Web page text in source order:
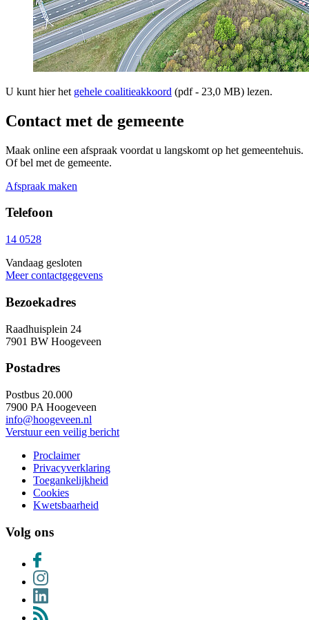
U kunt hier het gehele coalitieakkoord (pdf - 23,0 MB) lezen.
Contact met de gemeente
Maak online een afspraak voordat u langskomt op het gemeentehuis.
Of bel met de gemeente.
Afspraak maken
Telefoon
14 0528
Vandaag gesloten
Meer contactgegevens
Bezoekadres
Raadhuisplein 24
7901 BW Hoogeveen
Postadres
Postbus 20.000
7900 PA Hoogeveen
info@hoogeveen.nl
Verstuur een veilig bericht
Proclaimer
Privacyverklaring
Toegankelijkheid
Cookies
Kwetsbaarheid
Volg ons